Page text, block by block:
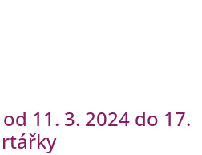
11. 3. 2024 do 17.